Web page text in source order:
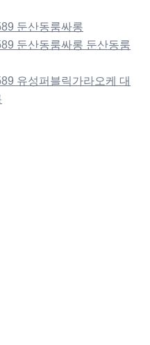
둔산동룸싸롱
둔산동룸싸롱 둔산동룸
유성퍼블릭가라오케 대